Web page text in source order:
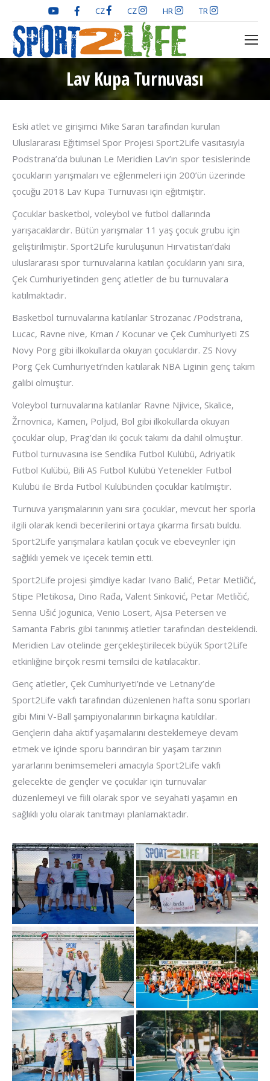
CZ CZ HR TR
Lav Kupa Turnuvası
You are here:
Eski atlet ve girişimci Mike Saran tarafından kurulan
Uluslararası Eğitimsel Spor Projesi Sport2Life vasıtasıyla
Podstrana’da bulunan Le Meridien Lav’ın spor tesislerinde
çocukların yarışmaları ve eğlenmeleri için 200’ün üzerinde
çocuğu 2018 Lav Kupa Turnuvası için eğitmiştir.
Çocuklar basketbol, voleybol ve futbol dallarında
yarışacaklardır. Bütün yarışmalar 11 yaş çocuk grubu için
geliştirilmiştir. Sport2Life kuruluşunun Hırvatistan’daki
uluslararası spor turnuvalarına katılan çocukların yanı sıra,
Çek Cumhuriyetinden genç atletler de bu turnuvalara
katılmaktadır.
Basketbol turnuvalarına katılanlar Strozanac /Podstrana,
Lucac, Ravne nive, Kman / Kocunar ve Çek Cumhuriyeti ZS
Novy Porg gibi ilkokullarda okuyan çocuklardır. ZS Novy
Porg Çek Cumhuriyeti’nden katılarak NBA Liginin genç takım
galibi olmuştur.
Voleybol turnuvalarına katılanlar Ravne Njivice, Skalice,
Žrnovnica, Kamen, Poljud, Bol gibi ilkokullarda okuyan
çocuklar olup, Prag’dan iki çocuk takımı da dahil olmuştur.
Futbol turnuvasına ise Sendika Futbol Kulübü, Adriyatik
Futbol Kulübü, Bili AS Futbol Kulübü Yetenekler Futbol
Kulübü ile Brda Futbol Kulübünden çocuklar katılmıştır.
Turnuva yarışmalarının yanı sıra çocuklar, mevcut her sporla
ilgili olarak kendi becerilerini ortaya çıkarma fırsatı buldu.
Sport2Life yarışmalara katılan çocuk ve ebeveynler için
sağlıklı yemek ve içecek temin etti.
Sport2Life projesi şimdiye kadar Ivano Balić, Petar Metličić,
Stipe Pletikosa, Dino Rađa, Valent Sinković, Petar Metličić,
Senna Ušić Jogunica, Venio Losert, Ajsa Petersen ve
Samanta Fabris gibi tanınmış atletler tarafından desteklendi.
Meridien Lav otelinde gerçekleştirilecek büyük Sport2Life
etkinliğine birçok resmi temsilci de katılacaktır.
Genç atletler, Çek Cumhuriyeti’nde ve Letnany’de
Sport2Life vakfı tarafından düzenlenen hafta sonu sporları
gibi Mini V-Ball şampiyonalarının birkaçına katıldılar.
Gençlerin daha aktif yaşamalarını desteklemeye devam
etmek ve içinde sporu barındıran bir yaşam tarzının
yararlarını benimsemeleri amacıyla Sport2Life vakfı
gelecekte de gençler ve çocuklar için turnuvalar
düzenlemeyi ve fiili olarak spor ve seyahati yaşamın en
sağlıklı yolu olarak tanıtmayı planlamaktadır.